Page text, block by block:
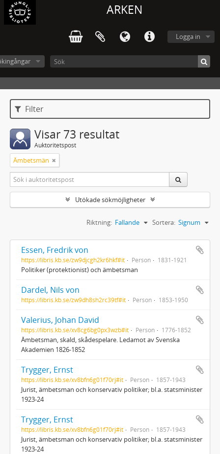
ARKEN
Logga in
Filter
Visar 73 resultat
Auktoritetspost
Ämbetsmän
Utökade sökmöjligheter
Sortera: Signum
Riktning: Fallande
Essen, Fredrik von
https://libris.kb.se/zw9djcgh2kr6hkf#it Person 1831-1921
Politiker (protektionist) och ämbetsman
Dardel, Nils von
https://libris.kb.se/zw9dh8sh2rc39tf#it Person 1853-1950
Valerius, Johan David
https://libris.kb.se/xv8cg6bg0px3wzb#it Person 1776-1852
Ämbetsman, skald, skådespelare. Ledamot av Svenska
Akademien 1826-1852
Trygger, Ernst
https://libris.kb.se/xv8bfn6g01f70rj#it Person 1857-1943
Jurist, ämbetsman och konservativ politiker; bl.a. statsminister
1923-24
Trygger, Ernst
https://libris.kb.se/xv8bfn6g01f70rj#it Person 1857-1943
Jurist, ämbetsman och konservativ politiker; bl.a. statsminister
1923-24